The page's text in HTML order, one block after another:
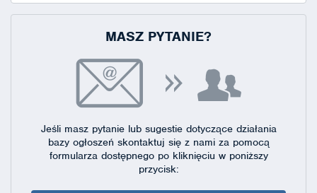
MASZ PYTANIE?
Jeśli masz pytanie lub sugestie dotyczące działania
bazy ogłoszeń skontaktuj się z nami za pomocą
formularza dostępnegopo kliknięciu w poniższy
przycisk: